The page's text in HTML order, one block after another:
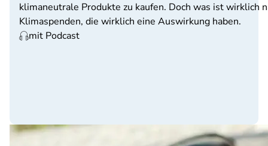
klimaneutrale Produkte zu kaufen. Doch was ist wirklich
Klimaspenden, die wirklich eine Auswirkung haben.
mit Podcast